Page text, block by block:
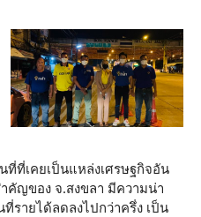
ที่เคยเป็นแหล่งเศรษฐกิจอัน
คัญของ จ.สงขลา มีความน่า
รายได้ลดลงไปกว่าครึ่ง เป็น